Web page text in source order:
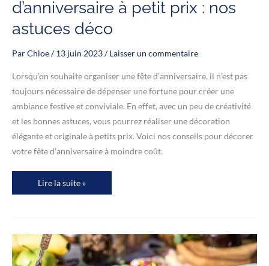
d’anniversaire à petit prix : nos
astuces déco
ParChloe/13 juin 2023/Laisser un commentaire
Lorsqu’on souhaite organiser une fête d’anniversaire, il n’est pas
toujours nécessaire de dépenser une fortune pour créer une
ambiance festive et conviviale. En effet, avec un peu de créativité
et les bonnes astuces, vous pourrez réaliser une décoration
élégante et originale à petits prix. Voici nos conseils pour décorer
votre fête d’anniversaire à moindre coût.
Organiser
fête
:
nos
astuces
déco
Lire la suite »